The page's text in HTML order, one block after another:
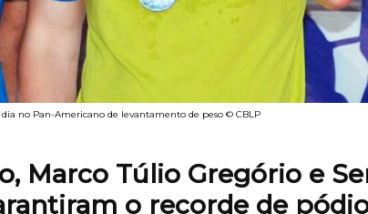
no Pan-Americano de levantamento de peso © CBLP
Marco Túlio Gregório e
o recorde de